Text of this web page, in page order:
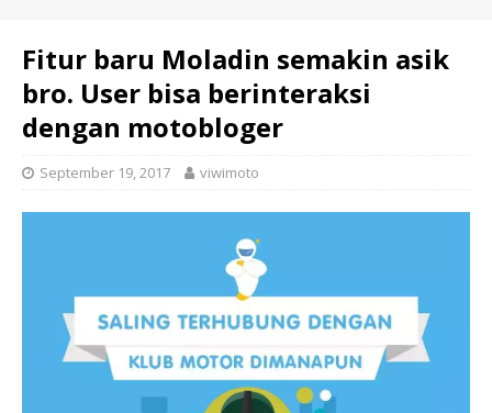
Fitur baru Moladin semakin asik
bro. User bisa berinteraksi
dengan motobloger
September 19, 2017 viwimoto